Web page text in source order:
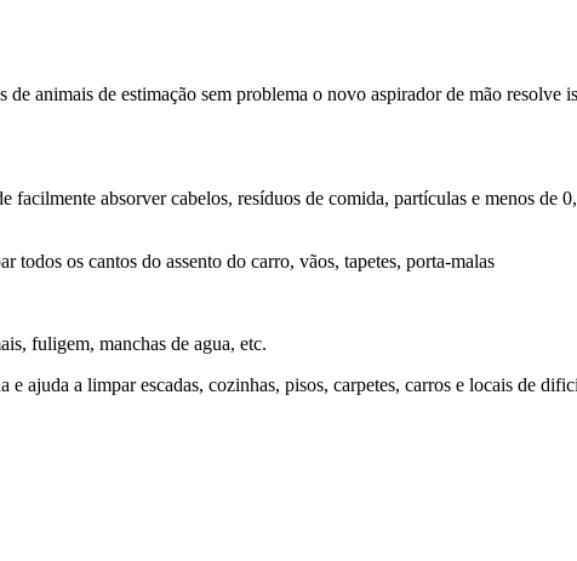
animais de estimação sem problema o novo aspirador de mão resolve
absorver cabelos, resíduos de comida, partículas e menos de
todos os cantos do assento do carro, vãos, tapetes, porta-malas
fuligem, manchas de agua, etc.
ajuda a limpar escadas, cozinhas, pisos, carpetes, carros e locais de